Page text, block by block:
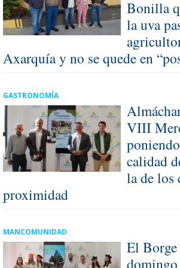
Bonilla
la uva
Axarquía y no se quede en
GASTRONOMÍA
VIII
calidad
la de los
proximidad
MANCOMUNIDAD
El Borge